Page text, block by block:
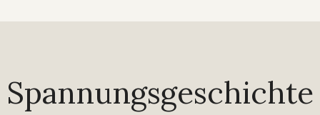
Spannungsgeschichte